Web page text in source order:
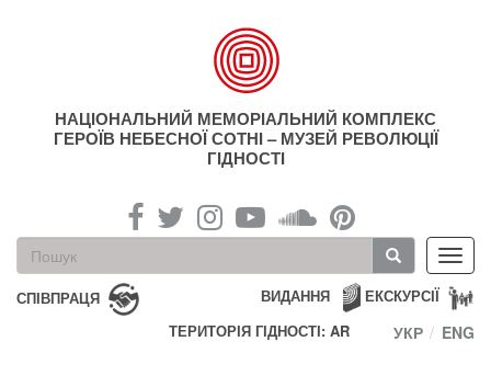
НАЦІОНАЛЬНИЙ МЕМОРІАЛЬНИЙ КОМПЛЕКС
ГЕРОЇВ НЕБЕСНОЇ СОТНІ – МУЗЕЙ РЕВОЛЮЦІЇ
ГІДНОСТІ
Пошукова
форма
Пошук
СПІВПРАЦЯ ЕКСКУРСІЇ
ВИДАННЯ
ТЕРИТОРІЯ ГІДНОСТІ: AR
УКР ENG